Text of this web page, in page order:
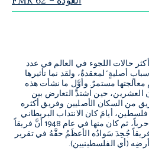
حالات اللجوء في العالم في عدد
أصليةٍ‘ لمعقدةٌ، ولقد نما تأثيرها
مستمرٌ. وأوَّل ما نشأت هذه
العشرين، حين اشتدَّ التعارض بين
من السكان الأصليين وفريق أكثره
أيامَ كان الانتداب البريطاني
واقعاً عليها، فاستحال التعارض حرباً، ثم كان منها في عام 1948 أنَّ فريقاً
جُحِدَ سَوادُه الأعظَمُ حقَّهُ في تقرير
(أي الفلسطينيين).